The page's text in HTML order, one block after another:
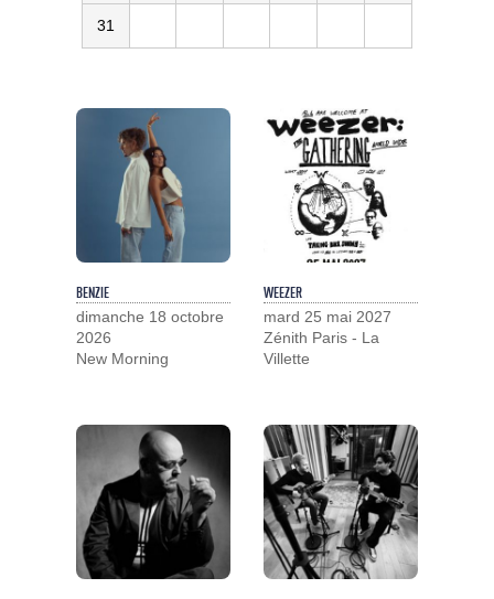
31
BENZIE
dimanche 18 octobre
2026
New Morning
WEEZER
mard 25 mai 2027
Zénith Paris - La
Villette